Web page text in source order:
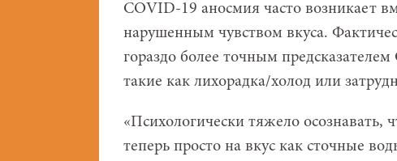
COVID-19 аносмия часто возникает
нарушенным чувством вкуса.
гораздо более точным
такие как лихорадка/холод или
«Психологически тяжело
теперь просто на вкус как сточные